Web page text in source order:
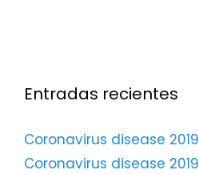
Entradas recientes
Coronavirus disease 2019
Coronavirus disease 2019